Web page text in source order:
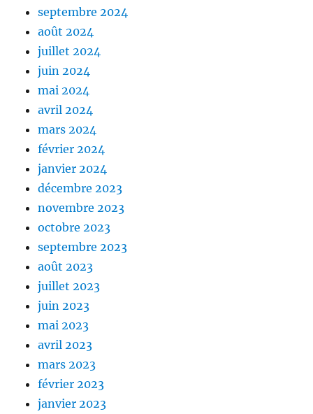
septembre 2024
août 2024
juillet 2024
juin 2024
mai 2024
avril 2024
mars 2024
février 2024
janvier 2024
décembre 2023
novembre 2023
octobre 2023
septembre 2023
août 2023
juillet 2023
juin 2023
mai 2023
avril 2023
mars 2023
février 2023
janvier 2023